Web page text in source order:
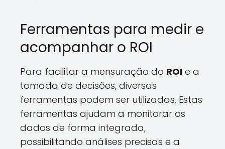
Ferramentas para medir e
acompanhar o ROI
Para facilitar a mensuração do ROI e a
tomada de decisões, diversas
ferramentas podem ser utilizadas. Estas
ferramentas ajudam a monitorar os
dados de forma integrada,
possibilitando análises precisas e a